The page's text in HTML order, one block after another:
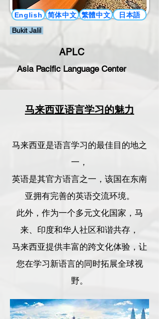
English 简体中文 繁體中文 日本語
Bukit Jalil
APLC
Asia Pacific Language Center
马来西亚语言学习的魅力
马来西亚是语言学习的最佳目的地之
一，
英语是其官方语言之一，该国在东南
亚拥有完善的英语交流环境。
此外，作为一个多元文化国家，马
来、印度和华人社区和谐共存，
马来西亚提供丰富的跨文化体验，让
您在学习新语言的同时拓展全球视
野。